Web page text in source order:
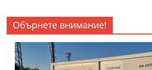
Обърнете внимание!